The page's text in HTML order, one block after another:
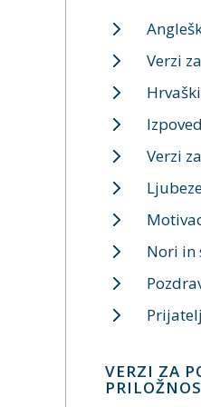
Verzi
Verzi
Nori in
VERZI ZA